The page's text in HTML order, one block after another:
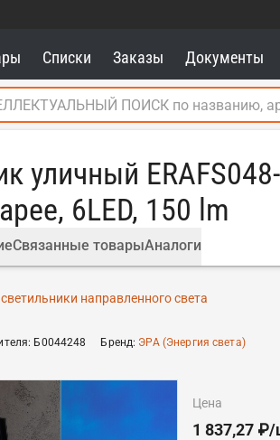
Списки Заказы Документы
уличный
6LED, 150 lm
Связанные товарыАналоги
направленного света
: Б0044248 Бренд: ЭРА (Энергия света)
цена
1 837,27 ₽/